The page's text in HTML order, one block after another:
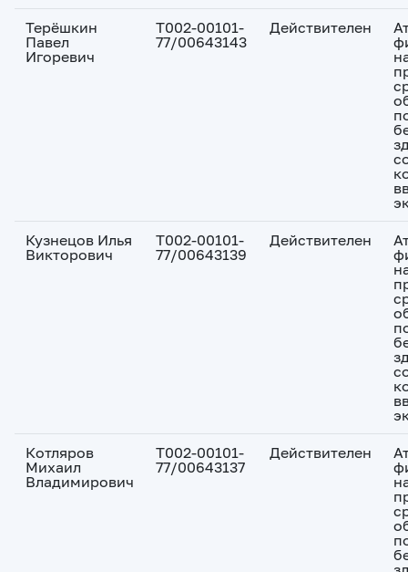
Терёшкин
Павел
Игоревич
Т002-00101-
77/00643143
Действителен
Кузнецов Илья
Викторович
Т002-00101-
77/00643139
Действителен
Котляров
Михаил
Владимирович
Т002-00101-
77/00643137
Действителен